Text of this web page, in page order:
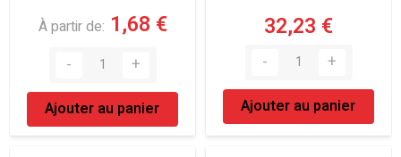
À partir de 1,68 €
Ajouter au panier
32,23 €
Ajouter au panier